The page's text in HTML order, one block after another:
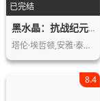
已完结
黑水晶：抗战纪元第一季
塔伦·埃哲顿,安雅·泰勒-乔伊,娜塔莉…
8.4